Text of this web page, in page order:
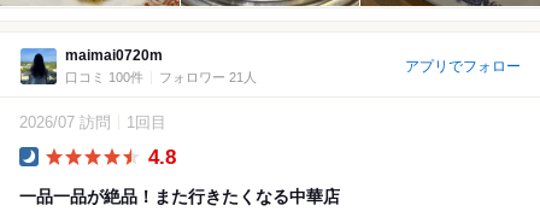
maimai0720m
口コミ 100件 フォロワー 21人
アプリでフォロー
2026/07 訪問 1回目
4.8
一品一品が絶品！また行きたくなる中華店